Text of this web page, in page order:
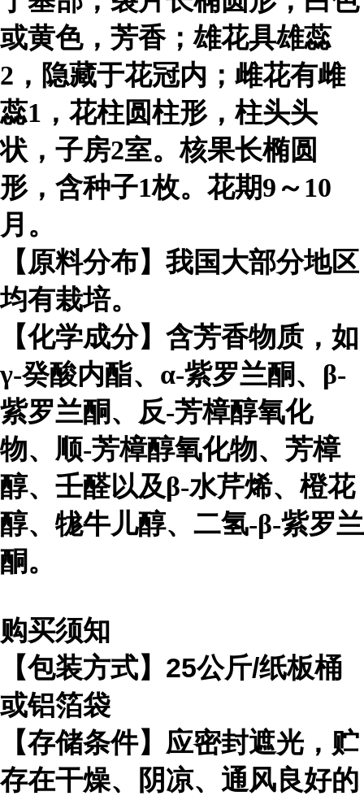
或黄色，芳香；雄花具雄蕊
2，隐藏于花冠内；雌花有雌
蕊1，花柱圆柱形，柱头头
状，子房2室。核果长椭圆
形，含种子1枚。花期9～10
月。
【原料分布】我国大部分地区
均有栽培。
【化学成分】含芳香物质，如
γ-癸酸内酯、α-紫罗兰酮、β-
紫罗兰酮、反-芳樟醇氧化
物、顺-芳樟醇氧化物、芳樟
醇、壬醛以及β-水芹烯、橙花
醇、牻牛儿醇、二氢-β-紫罗兰
酮。
购买须知
【包装方式】25公斤/纸板桶
或铝箔袋
【存储条件】应密封遮光，贮
存在干燥、阴凉、通风良好的